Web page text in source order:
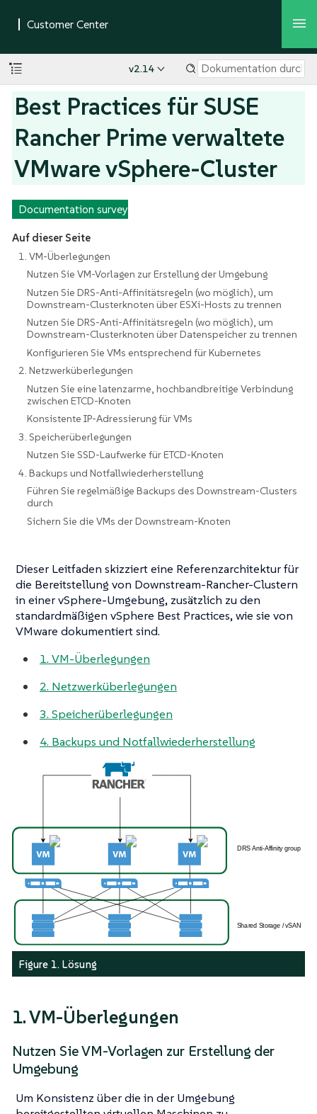
v2.14
Best Practices für SUSE
Rancher Prime verwaltete
VMware vSphere-Cluster
Documentation survey
Auf dieser Seite
1. VM-Überlegungen
Nutzen Sie VM-Vorlagen zur Erstellung der Umgebung
Nutzen Sie DRS-Anti-Affinitätsregeln (wo möglich), um
Downstream-Clusterknoten über ESXi-Hosts zu trennen
Nutzen Sie DRS-Anti-Affinitätsregeln (wo möglich), um
Downstream-Clusterknoten über Datenspeicher zu trennen
Konfigurieren Sie VMs entsprechend für Kubernetes
2. Netzwerküberlegungen
Nutzen Sie eine latenzarme, hochbandbreitige Verbindung
zwischen ETCD-Knoten
Konsistente IP-Adressierung für VMs
3. Speicherüberlegungen
Nutzen Sie SSD-Laufwerke für ETCD-Knoten
4. Backups und Notfallwiederherstellung
Führen Sie regelmäßige Backups des Downstream-Clusters
durch
Sichern Sie die VMs der Downstream-Knoten
Dieser Leitfaden skizziert eine Referenzarchitektur für
die Bereitstellung von Downstream-Rancher-Clustern
in einer vSphere-Umgebung, zusätzlich zu den
standardmäßigen vSphere Best Practices, wie sie von
VMware dokumentiert sind.
1. VM-Überlegungen
2. Netzwerküberlegungen
3. Speicherüberlegungen
4. Backups und Notfallwiederherstellung
Figure 1. Lösung
1. VM-Überlegungen
Nutzen Sie VM-Vorlagen zur Erstellung der
Umgebung
Um Konsistenz über die in der Umgebung